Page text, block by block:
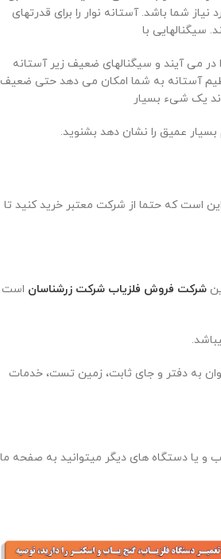
شما باشد. آستانه نوار را برای قدرتهای
سیگنالهایی با
در می آیند و سیگنالهای ضعیف زیر آستانه
آستانه به شما امکان می دهد حتی ضعیف
یک شیء بسیار
عمیق را نشان دهد بشنوید.
است که حتما از شرکت معتبر خرید کنید تا
شرکت فروش فلزیاب شرکت زرشناسان است
به دفتر و جای ثابت، زمین تست، خدمات
و یا دستگاه های دیگر میتوانید به صفحه ما